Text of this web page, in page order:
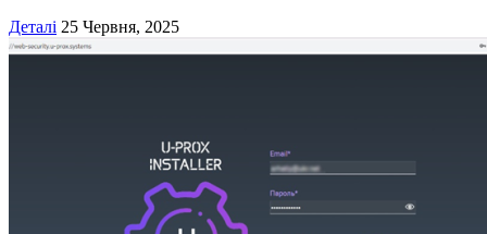
Деталі 25 Червня, 2025